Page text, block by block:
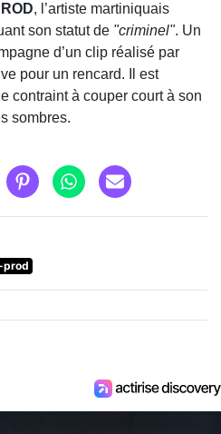
, l’artiste martiniquais
son statut de "criminel". Un
d’un clip réalisé par
pour un rencard. Il est
contraint à couper court à son
sombres.
prod